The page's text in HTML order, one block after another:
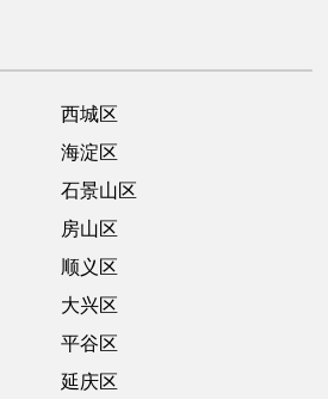
西城区
海淀区
石景山区
房山区
顺义区
大兴区
平谷区
延庆区